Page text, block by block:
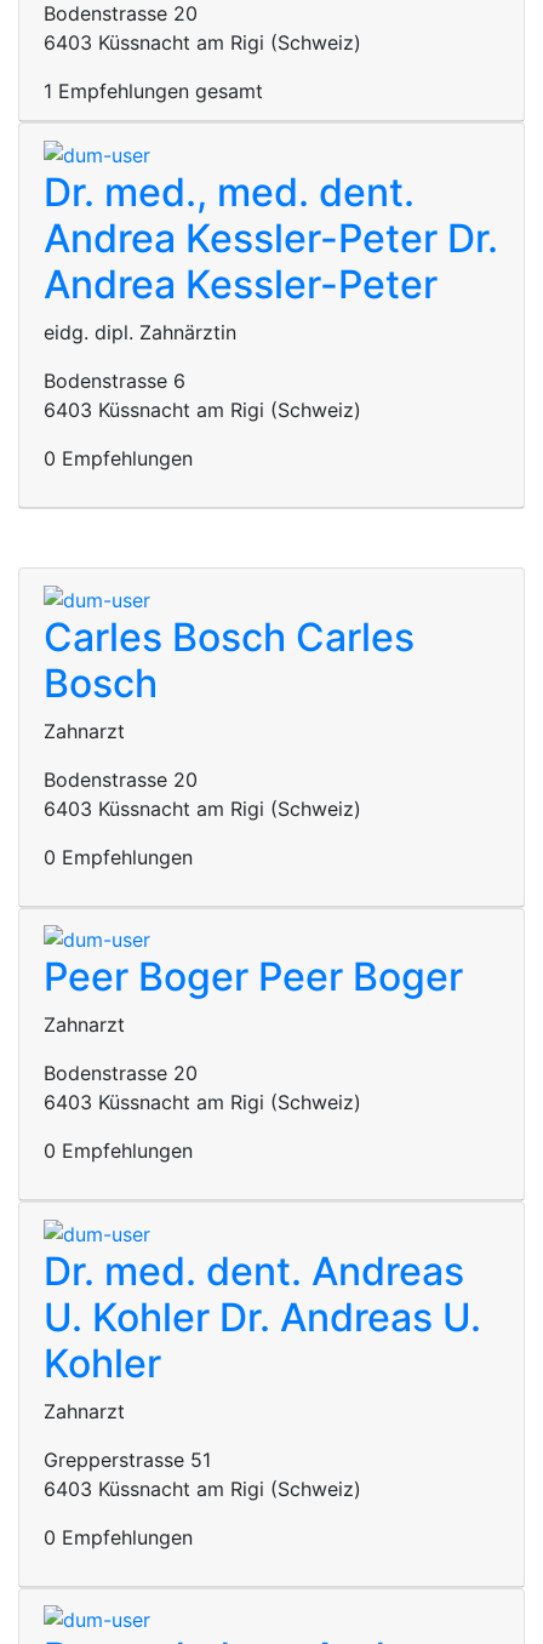
Bodenstrasse 20
6403 Küssnacht am Rigi (Schweiz)
1 Empfehlungen gesamt
Dr. med., med. dent.
Andrea Kessler-Peter Dr.
Andrea Kessler-Peter
eidg. dipl. Zahnärztin
Bodenstrasse 6
6403 Küssnacht am Rigi (Schweiz)
0 Empfehlungen
Carles Bosch Carles
Bosch
Zahnarzt
Bodenstrasse 20
6403 Küssnacht am Rigi (Schweiz)
0 Empfehlungen
Peer Boger Peer Boger
Zahnarzt
Bodenstrasse 20
6403 Küssnacht am Rigi (Schweiz)
0 Empfehlungen
Dr. med. dent. Andreas
U. Kohler Dr. Andreas U.
Kohler
Zahnarzt
Grepperstrasse 51
6403 Küssnacht am Rigi (Schweiz)
0 Empfehlungen